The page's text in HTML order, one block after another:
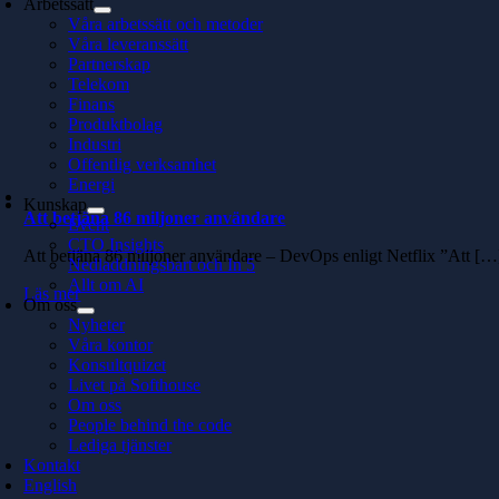
Arbetssätt
Våra arbetssätt och metoder
Våra leveranssätt
Partnerskap
Telekom
Finans
Produktbolag
Industri
Offentlig verksamhet
Energi
Kunskap
Event
CTO Insights
Nedladdningsbart och In 5
Allt om AI
Om oss
Nyheter
Våra kontor
Konsultquizet
Livet på Softhouse
Om oss
People behind the code
Lediga tjänster
Kontakt
English
Att betjäna 86 miljoner användare
Att betjäna 86 miljoner användare – DevOps enligt Netflix ”Att
Läs mer